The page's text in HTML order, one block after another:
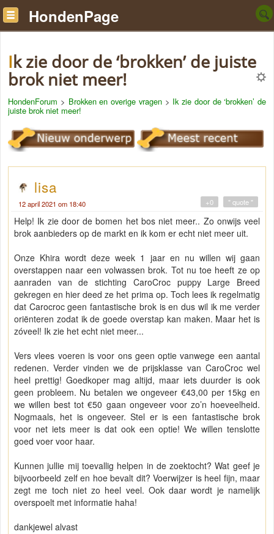
HondenPage
Ik zie door de ‘brokken’ de juiste
brok niet meer!
HondenForum > Brokken en overige vragen> Ik zie door de ‘brokken’ de
juiste brok niet meer!
lisa
12 april 2021 om 18:40 " quote "
+0
Help! Ik zie door de bomen het bos niet meer.. Zo onwijs veel
brok aanbieders op de markt en ik kom er echt niet meer uit.
Onze Khira wordt deze week 1 jaar en nu willen wij gaan
overstappen naar een volwassen brok. Tot nu toe heeft ze op
aanraden van de stichting CaroCroc puppy Large Breed
gekregen en hier deed ze het prima op. Toch lees ik regelmatig
dat Carocroc geen fantastische brok is en dus wil ik me verder
oriënteren zodat ik de goede overstap kan maken. Maar het is
zóveel! Ik zie het echt niet meer...
Vers vlees voeren is voor ons geen optie vanwege een aantal
redenen. Verder vinden we de prijsklasse van CaroCroc wel
heel prettig! Goedkoper mag altijd, maar iets duurder is ook
geen probleem. Nu betalen we ongeveer €43,00 per 15kg en
we willen best tot €50 gaan ongeveer voor zo’n hoeveelheid.
Nogmaals, het is ongeveer. Stel er is een fantastische brok
voor net iets meer is dat ook een optie! We willen tenslotte
goed voer voor haar.
Kunnen jullie mij toevallig helpen in de zoektocht? Wat geef je
bijvoorbeeld zelf en hoe bevalt dit? Voerwijzer is heel fijn, maar
zegt me toch niet zo heel veel. Ook daar wordt je namelijk
overspoelt met informatie haha!
dankjewel alvast